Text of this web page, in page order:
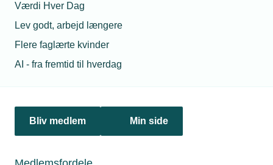
Værdi Hver Dag
Lev godt, arbejd længere
Flere faglærte kvinder
AI - fra fremtid til hverdag
Bliv medlem Min side
jura@tekniq.dk
tekniq@tekniq.dk